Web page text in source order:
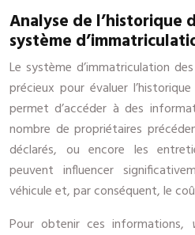
Analyse de l’historique
système
Le système d’immatriculation
précieux pour évaluer
permet d’accéder à des
nombre de propriétaires
déclarés, ou encore les
peuvent influencer
véhicule et, par conséquent, le
Pour obtenir ces informations,